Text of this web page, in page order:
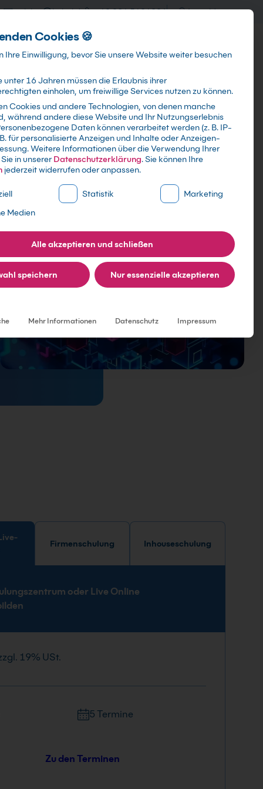
training@kebel.de +49 231 5191986 Anmelden
Suchen
Info & Services Kontakt
Firmenschulung Inhouseschulung
oder Live Online
19% USt.
5 Termine
Zu den Terminen
Cookies 🍪
Ihre Einwilligung, bevor Sie unsere Website weiter besuchen
unter 16 Jahren müssen die Erlaubnis ihrer
einholen, um freiwillige Services nutzen zu können.
Cookies und andere Technologien, von denen manche
während andere diese Website und Ihr Nutzungserlebnis
Daten können verarbeitet werden (z. B. IP-
für personalisierte Anzeigen und Inhalte oder Anzeigen-
Weitere Informationen über die Verwendung Ihrer
in unserer Datenschutzerklärung.Sie können Ihre
jederzeit widerrufen oder anpassen.
Liste der Service-Gruppen, für die eine Einwilligung
Statistik
Marketing
Medien
Alle akzeptieren und schließen
speichern Nur essenzielle akzeptieren
Mehr Informationen Datenschutz Impressum